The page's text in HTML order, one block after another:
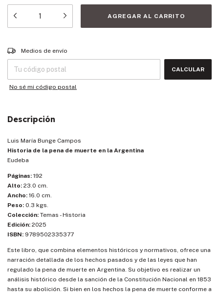
Entregas para el CP:
Medios de envío
CALCULAR
No sé mi código postal
Descripción
Luis María Bunge Campos
Historia de la pena de muerte en la Argentina
Eudeba
Páginas: 192
Alto: 23.0 cm.
Ancho: 16.0 cm.
Peso: 0.3 kgs.
Colección: Temas - Historia
Edición: 2025
ISBN: 9789502335377
Este libro, que combina elementos históricos y normativos, ofrece una
narración detallada de los hechos pasados y de las leyes que han
regulado la pena de muerte en Argentina. Su objetivo es realizar un
análisis histórico desde la sanción de la Constitución Nacional en 1853
hasta su abolición. Si bien en los hechos la pena de muerte conforme a